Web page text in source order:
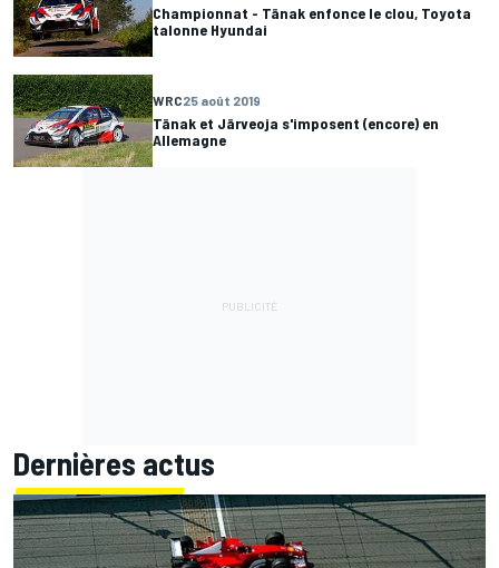
Championnat - Tänak enfonce le clou, Toyota
talonne Hyundai
WRC25 août 2019
Tänak et Järveoja s'imposent (encore) en
Allemagne
Dernières actus